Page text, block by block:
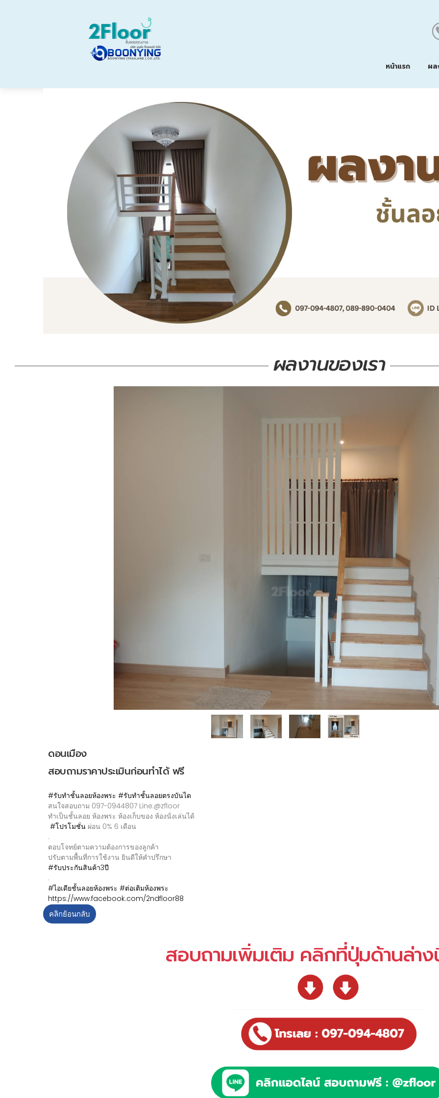
หน้าแรก ผล
ผลงานของเรา
Previous
ดอนเมือง
สอบถามราคาประเมินก่อนทำได้ ฟรี
#รับทำชั้นลอยห้องพระ #รับทำชั้นลอยตรงบันได
สนใจสอบถาม 097-0944807 Line:@zfloor
ทำเป็นชั้นลอย ห้องพระ ห้องเก็บของ ห้องนั่งเล่นได้
#โปรโมชั่น ผ่อน 0% 6 เดือน
.
ตอบโจทย์ตามความต้องการของลูกค้า
ปรับตามพื้นที่การใช้งาน ยินดีให้คำปรึกษา
#รับประกันสินค้า3ปี
.
#ไอเดียชั้นลอยห้องพระ #ต่อเติมห้องพระ
https://www.facebook.com/2ndfloor88
คลิกย้อนกลับ
สอบถามเพิ่มเติม คลิกที่ปุ่มด้านล่าง